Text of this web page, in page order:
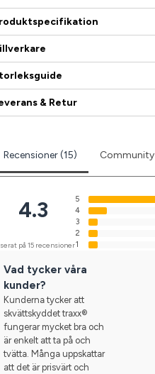
& Retur
Recensioner (15) Community
4.3
på 15 recensioner
5
4
3
2
1
Vad tycker våra
kunder?
Kunderna tycker att
skvättskyddet traxx®
fungerar mycket bra och
är enkelt att ta på och
tvätta. Många uppskattar
att det är prisvärt och